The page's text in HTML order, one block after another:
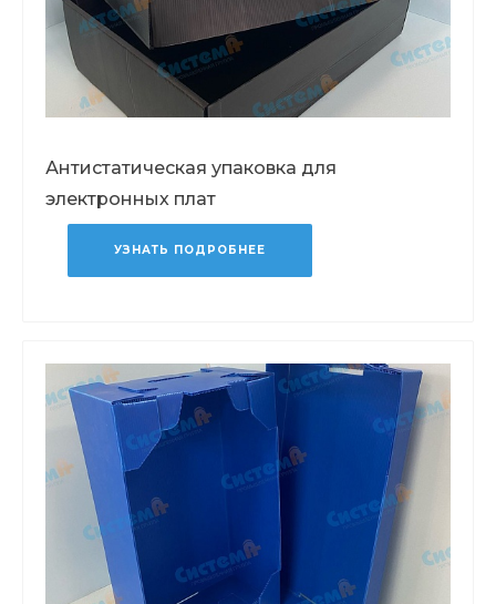
Антистатическая упаковка для
электронных плат
УЗНАТЬ ПОДРОБНЕЕ